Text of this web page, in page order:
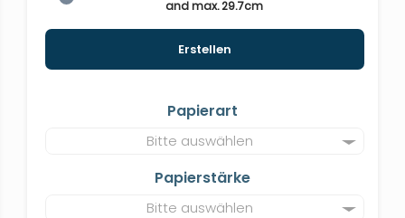
Erstellen
and max. 29.7cm
Papierart
Bitte auswählen
Papierstärke
Bitte auswählen